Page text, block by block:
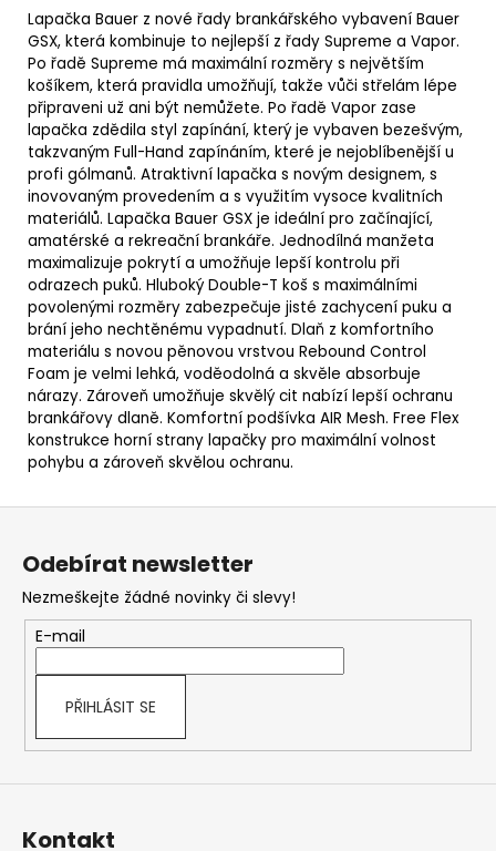
Lapačka Bauer z nové řady brankářského vybavení Bauer
GSX, která kombinuje to nejlepší z řady Supreme a Vapor.
Po řadě Supreme má maximální rozměry s největším
košíkem, která pravidla umožňují, takže vůči střelám lépe
připraveni už ani být nemůžete. Po řadě Vapor zase
lapačka zdědila styl zapínání, který je vybaven bezešvým,
takzvaným Full-Hand zapínáním, které je nejoblíbenější u
profi gólmanů. Atraktivní lapačka s novým designem, s
inovovaným provedením a s využitím vysoce kvalitních
materiálů. Lapačka Bauer GSX je ideální pro začínající,
amatérské a rekreační brankáře. Jednodílná manžeta
maximalizuje pokrytí a umožňuje lepší kontrolu při
odrazech puků. Hluboký Double-T koš s maximálními
povolenými rozměry zabezpečuje jisté zachycení puku a
brání jeho nechtěnému vypadnutí. Dlaň z komfortního
materiálu s novou pěnovou vrstvou Rebound Control
Foam je velmi lehká, voděodolná a skvěle absorbuje
nárazy. Zároveň umožňuje skvělý cit nabízí lepší ochranu
brankářovy dlaně. Komfortní podšívka AIR Mesh. Free Flex
konstrukce horní strany lapačky pro maximální volnost
pohybu a zároveň skvělou ochranu.
Z
Odebírat newsletter
Nezmeškejte žádné novinky či slevy!
E-mail
PŘIHLÁSIT SE
Kontakt